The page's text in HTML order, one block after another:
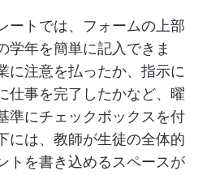
ートでは、フォームの上部
学年を簡単に記入できま
に注意を払ったか、指示に
仕事を完了したかなど、曜
準にチェックボックスを付
には、教師が生徒の全体的
トを書き込めるスペースが